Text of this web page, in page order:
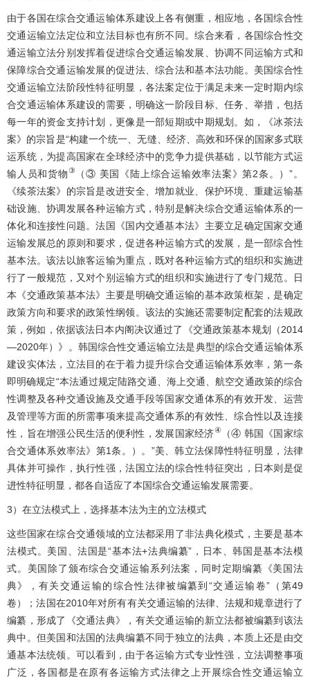
由于各国在综合交通运输体系建设上各有侧重，相应地，各国综合性
交通运输立法定位和立法目标也有所不同。综合来看，各国综合性交
通运输立法分别发挥着促进综合交通运输发展、协调不同运输方式和
保障综合交通运输发展的促进法、综合法和基本法功能。美国综合性
交通运输立法阶段性特征明显，各法案定位于满足未来一定时期内综
合交通运输体系建设的需要，明确这一阶段目标、任务、举措，包括
每一年的资金支持计划，更像是一部短期或中期规划。如，《冰茶法
案》的宗旨是“构建一个统一、无缝、经济、高效和环保的国家多式联
运系统，为提高国家在全球经济中的竞争力提供基础，以节能方式运
输人员和货物③
（③ 美国《陆上综合运输效率法案》第2条。）”。
《续茶法案》的宗旨是改进安全、增加就业、保护环境、重建运输基
础设施、协调发展各种运输方式，特别是解决综合交通运输体系的一
体化和连接性问题。法国《国内交通基本法》主要立足确定国家交通
运输发展总的原则和要求，促进各种运输方式的发展，是一部综合性
基本法。该法以旅客运输为重点，既对各种运输方式的组织和实施进
行了一般规范，又对个别运输方式的组织和实施进行了专门规范。日
本《交通政策基本法》主要是明确交通运输的基本政策框架，是确定
政策方向和要求的政策性纲领。该法的实施还需要制定配套的法规政
策，例如，依据该法日本内阁决议通过了《交通政策基本规划（2014
—2020年）》。韩国综合性交通运输立法是典型的综合交通运输体系
建设实体法，立法目的在于着力提升综合交通运输体系效率，第一条
即明确规定“本法通过规定陆路交通、海上交通、航空交通政策的综合
性调整及各种交通设施及交通手段等国家交通体系的有效开发、运营
及管理等方面的所需事项来提高交通体系的有效性、综合性以及连接
性，旨在增强公民生活的便利性，发展国家经济④
（④ 韩国《国家综
合交通体系效率法》第1条。）。”美、韩立法保障性特征明显，法律
具体并可操作，执行性强，法国立法的综合性特征突出，日本则是促
进性特征明显，都各自适应了本国综合交通运输发展需要。
3）在立法模式上，选择基本法为主的立法模式
这些国家在综合交通领域的立法都采用了非法典化模式，主要是基本
法模式。美国、法国是“基本法+法典编纂”，日本、韩国是基本法模
式。美国除了颁布综合交通运输系列法案，同时定期编纂《美国法
典》，有关交通运输的综合性法律被编纂到“交通运输卷”（第49
卷）；法国在2010年对所有有关交通运输的法律、法规和规章进行了
编纂，形成了《交通法典》，有关交通运输的新立法都被编纂到该法
典中。但美国和法国的法典编纂不同于独立的法典，本质上还是由交
通基本法统领。可以看到，由于各运输方式专业性强，立法调整事项
广泛，各国都是在原有各运输方式法律之上开展综合性交通运输立